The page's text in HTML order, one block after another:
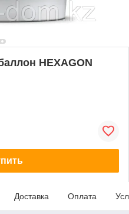
HEXAGON
Доставка Оплата